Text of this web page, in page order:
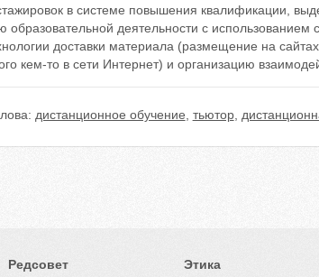
в системе повышения квалификации,
образовательной деятельности с использованием
доставки материала (размещение на
кем-то в сети Интернет) и организацию
дистанционное обучение тьютор,
Редсовет Этика